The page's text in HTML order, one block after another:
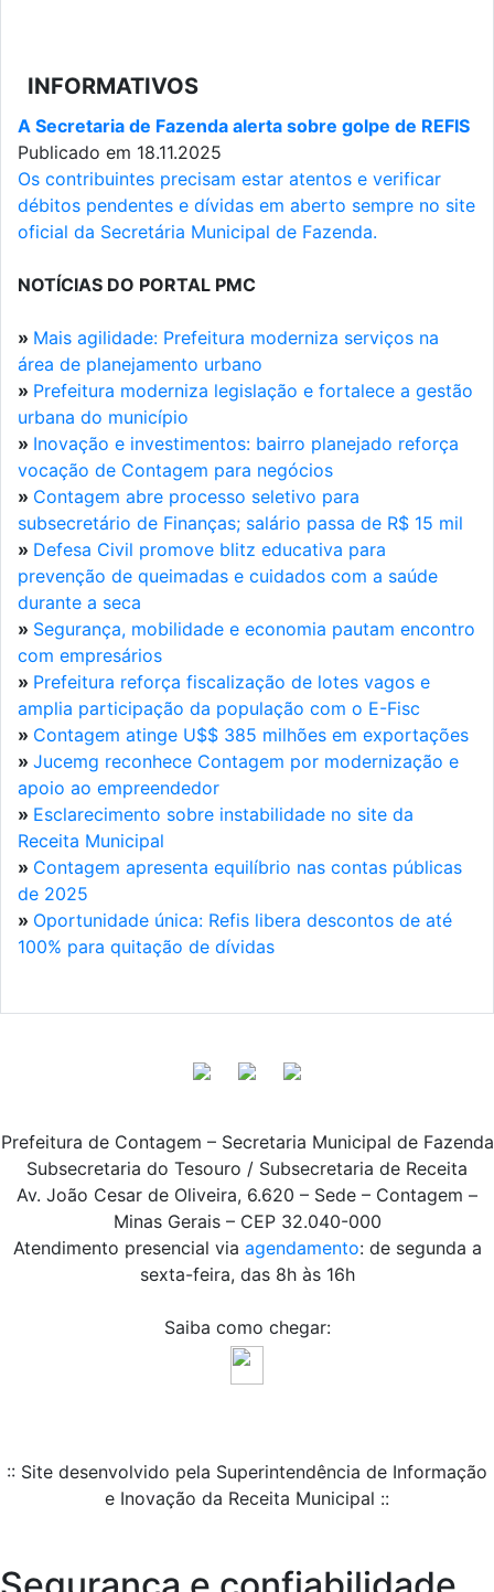
INFORMATIVOS
A Secretaria de Fazenda alerta sobre golpe de REFIS
Publicado em 18.11.2025
Os contribuintes precisam estar atentos e verificar
débitos pendentes e dívidas em aberto sempre no site
oficial da Secretária Municipal de Fazenda.
NOTÍCIAS DO PORTAL PMC
» Mais agilidade: Prefeitura moderniza serviços na
área de planejamento urbano
» Prefeitura moderniza legislação e fortalece a gestão
urbana do município
» Inovação e investimentos: bairro planejado reforça
vocação de Contagem para negócios
» Contagem abre processo seletivo para
subsecretário de Finanças; salário passa de R$ 15 mil
» Defesa Civil promove blitz educativa para
prevenção de queimadas e cuidados com a saúde
durante a seca
» Segurança, mobilidade e economia pautam encontro
com empresários
» Prefeitura reforça fiscalização de lotes vagos e
amplia participação da população com o E-Fisc
» Contagem atinge U$$ 385 milhões em exportações
» Jucemg reconhece Contagem por modernização e
apoio ao empreendedor
» Esclarecimento sobre instabilidade no site da
Receita Municipal
» Contagem apresenta equilíbrio nas contas públicas
de 2025
» Oportunidade única: Refis libera descontos de até
100% para quitação de dívidas
Prefeitura de Contagem – Secretaria Municipal de Fazenda
Subsecretaria do Tesouro / Subsecretaria de Receita
Av. João Cesar de Oliveira, 6.620 – Sede – Contagem –
Minas Gerais – CEP 32.040-000
Atendimento presencial via agendamento: de segunda a
sexta-feira, das 8h às 16h
Saiba como chegar:
:: Site desenvolvido pela Superintendência de Informação
e Inovação da Receita Municipal ::